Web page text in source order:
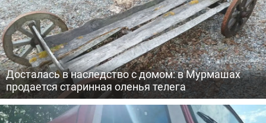
Досталась в наследство с домом: в Мурмашах
продается старинная оленья телега